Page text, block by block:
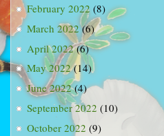
February 2022 (8)
March 2022(6)
April 2022(6)
May 2022(14)
June 2022(4)
September 2022 (10)
October 2022 (9)